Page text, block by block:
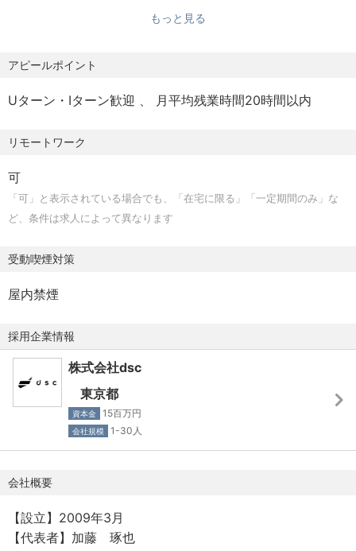
を中心とした日本スポーツ最高峰のコンテンツホルダーを
価され、2021年と2022年には世界最大規模のスポーツイ
ベントに関する公式SNS運用も任され、スポーツ分野にお
ける日本屈指のコンテンツ制作会社へと成長を遂げてきま
直近では、前述した顧客に加え、横浜・Fマリノス、名古屋
グランパス、アルバルク東京、シーホース三河といったプ
ロクラブや、WEリーグ・JLPGAといった女性スポーツにも
顧客の幅を拡大し、「スポーツの新しいファンを増やす」
コロナ禍初期は一時的に業績が落ち込んだものの、デジタ
ンゲージメント強化はコロナ禍におけるスポーツ界の最重
要課題のひとつとなり、2021年1Qから9Q連続でQ売上が前
年同Q比で成長を続けております。
今後も継続した事業成長を実現するため、プロフェショナ
ル人材が集う組織作りを進めています。
弊社は『スポーツで日本の未来をつくる』というビジョン
のもと、「スポーツの新しいファンを増やす」ことに取り
組んでいます。
・通勤手当：あり 全額支給
・社会保険完備（健康 厚生 雇用 労災）
り
・寮・社宅：なし
・年間休日数：125日
・休日休暇形態：完全週休2日制
・年間有給休暇：5日～(下限日数は、入社直後の付与日数
・年末年始（12/29～1/3）
・夏季休暇（5日間）
※有給休暇は、入社月に合わせて変動。入社時に5日分支給
後、残りは1月1日支給となります。
※夏期休暇に有給休暇を合わせて9連休など取得できます。
もっと見る
アピールポイント
Uターン・Iターン歓迎 月平均残業時間20時間以内
リモートワーク
可
「可」と表示されている場合でも、「在宅に限る」「一定期間のみ」な
ど、条件は求人によって異なります
受動喫煙対策
屋内禁煙
採用企業情報
株式会社dsc
東京都
資本金 15百万円
会社規模 1-30人
会社概要
【設立】2009年3月
【代表者】加藤 琢也